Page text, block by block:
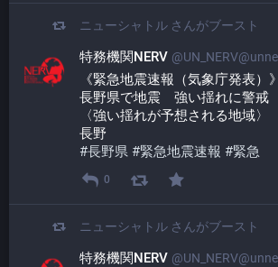
ニューシャトル さんがブースト
特務機関NERV
《緊急地震速報（気象庁発表）》
長野県で地震　強い揺れに警戒
〈強い揺れが予想される地域〉
長野
#長野県 #緊急地震速報 #緊急
0
ニューシャトル さんがブースト
特務機関NERV